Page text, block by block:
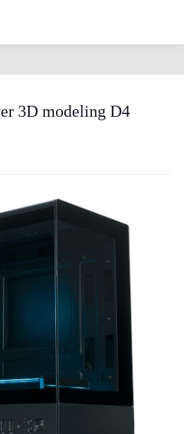
3D modeling D4